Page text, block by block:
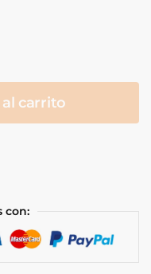
carrito
con: